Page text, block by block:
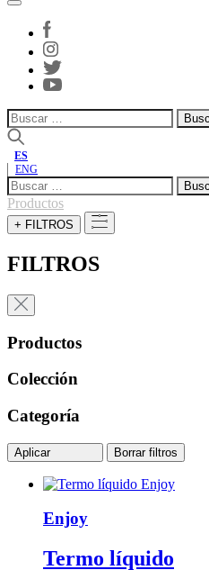
Buscar:
ES
ENG
Buscar:
Productos
+ FILTROS
FILTROS
Productos
Colección
Categoría
Aplicar Borrar filtros
Enjoy
Termo líquido